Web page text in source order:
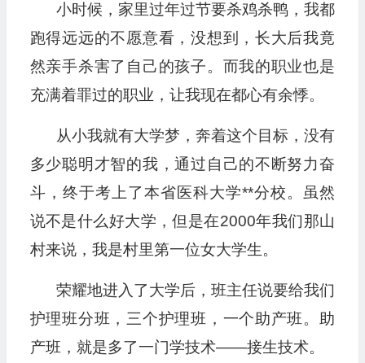
小时候，家里过年过节要杀鸡杀鸭，我都
跑得远远的不愿意看，没想到，长大后我竟
然亲手杀害了自己的孩子。而我的职业也是
充满着罪过的职业，让我现在都心有余悸。
从小我就有大学梦，奔着这个目标，没有
多少聪明才智的我，通过自己的不断努力奋
斗，终于考上了本省医科大学**分校。虽然
说不是什么好大学，但是在2000年我们那山
村来说，我是村里第一位女大学生。
荣耀地进入了大学后，班主任说要给我们
护理班分班，三个护理班，一个助产班。助
产班，就是多了一门学技术——接生技术。